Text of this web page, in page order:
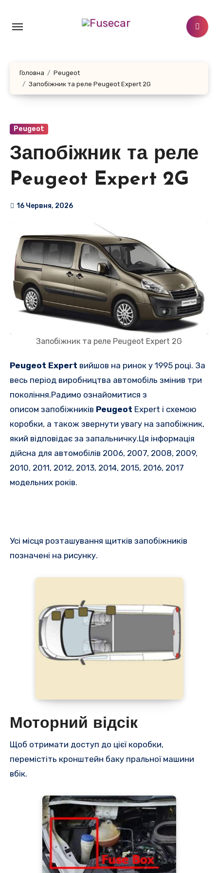
контенту
Головна
Peugeot
Запобіжник та реле Peugeot Expert 2G
Peugeot
Запобіжник та реле
Peugeot Expert 2G
16 Червня, 2026
Запобіжник та реле Peugeot Expert 2G
Peugeot Expert вийшов на ринок у 1995 році. За
весь період виробництва автомобіль змінив три
покоління.Радимо ознайомитися з
описом запобіжників Peugeot Expert і схемою
коробки, а також звернути увагу на запобіжник,
який відповідає за запальничку.Ця інформація
дійсна для автомобілів 2006, 2007, 2008, 2009,
2010, 2011, 2012, 2013, 2014, 2015, 2016, 2017
модельних років.
Усі місця розташування щитків запобіжників
позначені на рисунку.
Моторний відсік
Щоб отримати доступ до цієї коробки,
перемістіть кронштейн баку пральної машини
вбік.